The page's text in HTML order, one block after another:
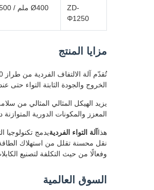
ZD-
Φ1250
مزايا المنتج
الخروج والجودة الثابتة التواء
يزيد الهيكل المثالي المثالي من
المعزز والمكونات الدورية
هذا آلة التواء الفرديةيدمج
نقل محسنة تقلل من استهلاك الطاقة
وفعالًا من حيث التكلفة لتصنيع
السوق العالمية